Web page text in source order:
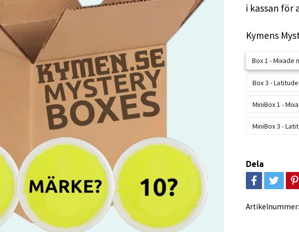
i kassan för
Kymens
Box 1 - Mixade
Box 3 -
MiniBox 1 -
MiniBox 3 -
Dela
Artikelnummer: